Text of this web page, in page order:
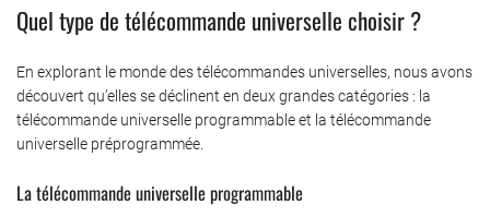
Quel type de télécommande universelle choisir ?
En explorant le monde des télécommandes universelles, nous avons
découvert qu’elles se déclinent en deux grandes catégories : la
télécommande universelle programmable et la télécommande
universelle préprogrammée.
La télécommande universelle programmable